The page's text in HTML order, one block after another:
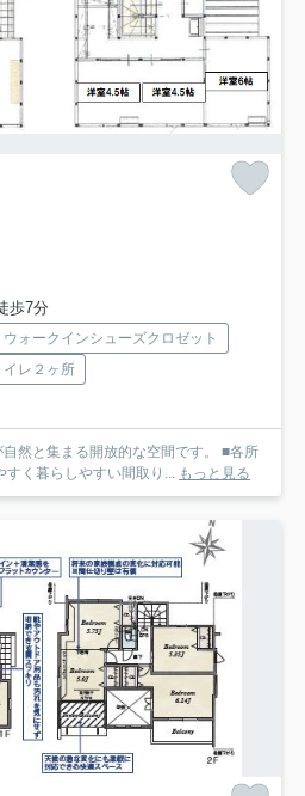
歩7分
ウォークインシューズクロゼット
イレ２ヶ所
然と集まる開放的な空間です。 ■各所
すく暮らしやすい間取り... もっと見る